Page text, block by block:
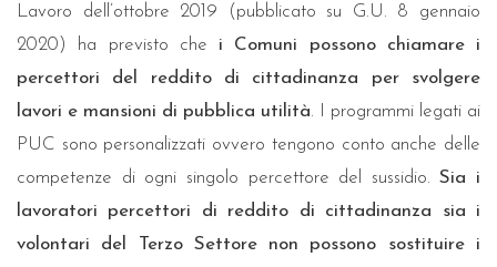
Lavoro dell’ottobre 2019 (pubblicato su G.U. 8 gennaio
2020) ha previsto che i Comuni possono chiamare i
percettori del reddito di cittadinanza per svolgere
lavori e mansioni di pubblica utilità. I programmi legati ai
PUC sono personalizzati ovvero tengono conto anche delle
competenze di ogni singolo percettore del sussidio.Sia i
lavoratori percettori di reddito di cittadinanza sia i
volontari del Terzo Settore non possono sostituire i